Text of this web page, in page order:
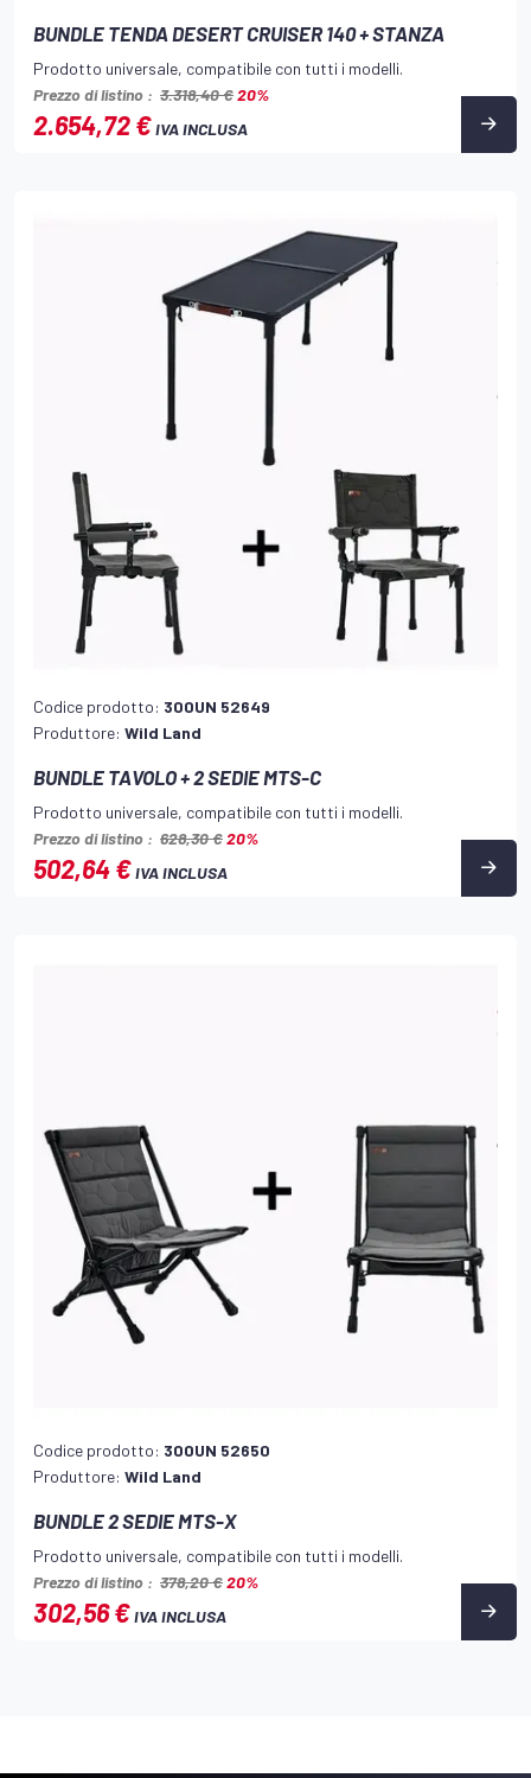
BUNDLE TENDA DESERT CRUISER 140 + STANZA
Prodotto universale, compatibile con tutti i modelli.
Prezzo di listino : 3.318,40 €20%
2.654,72 €IVA INCLUSA
Codice prodotto: 300UN 52649
Produttore: Wild Land
BUNDLE TAVOLO + 2 SEDIE MTS-C
Prodotto universale, compatibile con tutti i modelli.
Prezzo di listino : 628,30 €20%
502,64 €IVA INCLUSA
Codice prodotto: 300UN 52650
Produttore: Wild Land
BUNDLE 2 SEDIE MTS-X
Prodotto universale, compatibile con tutti i modelli.
Prezzo di listino : 378,20 €20%
302,56 €IVA INCLUSA